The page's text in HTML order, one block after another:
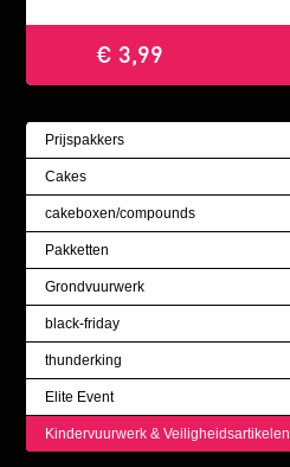
€ 3,99
Prijspakkers
Cakes
cakeboxen/compounds
Pakketten
Grondvuurwerk
black-friday
thunderking
Elite Event
Kindervuurwerk & Veiligheidsartikelen